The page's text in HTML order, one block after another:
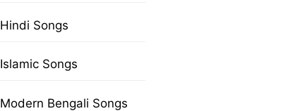
Hindi Songs
Islamic Songs
Modern Bengali Songs